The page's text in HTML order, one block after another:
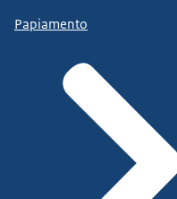
Papiamento